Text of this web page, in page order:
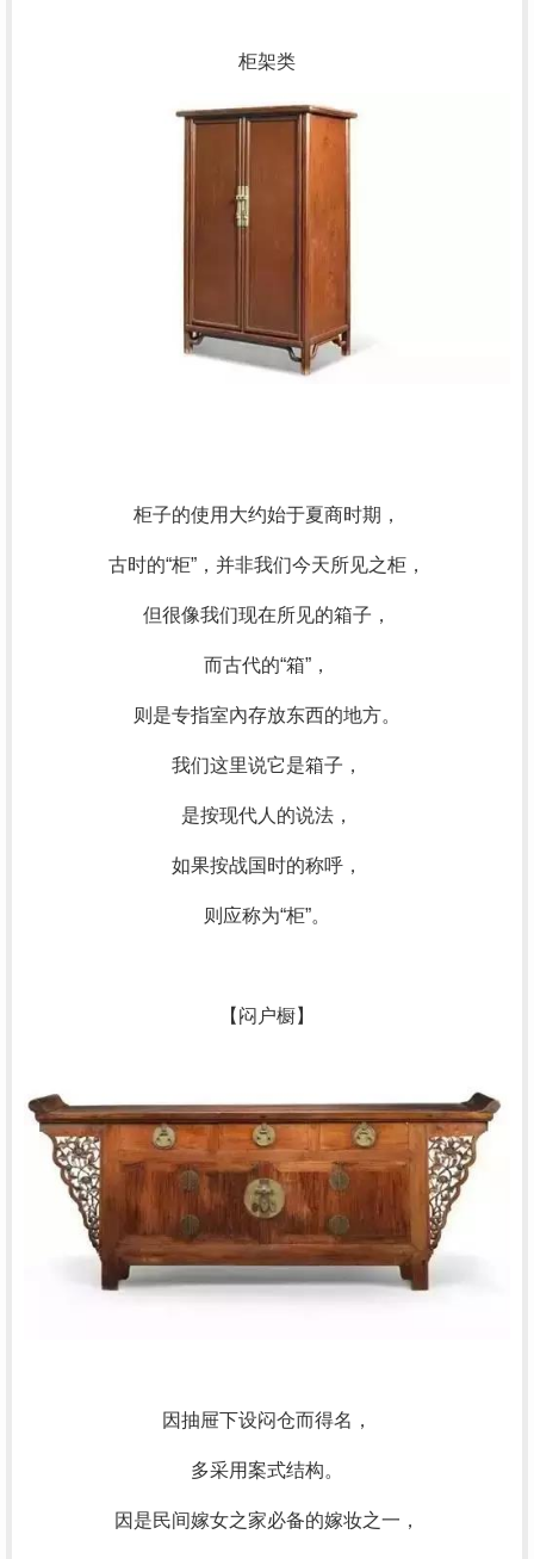
柜架类
柜子的使用大约始于夏商时期，
古时的“柜”，并非我们今天所见之柜，
但很像我们现在所见的箱子，
而古代的“箱”，
则是专指室內存放东西的地方。
我们这里说它是箱子，
是按现代人的说法，
如果按战国时的称呼，
则应称为“柜”。
【闷户橱】
因抽屉下设闷仓而得名，
多采用案式结构。
因是民间嫁女之家必备的嫁妆之一，